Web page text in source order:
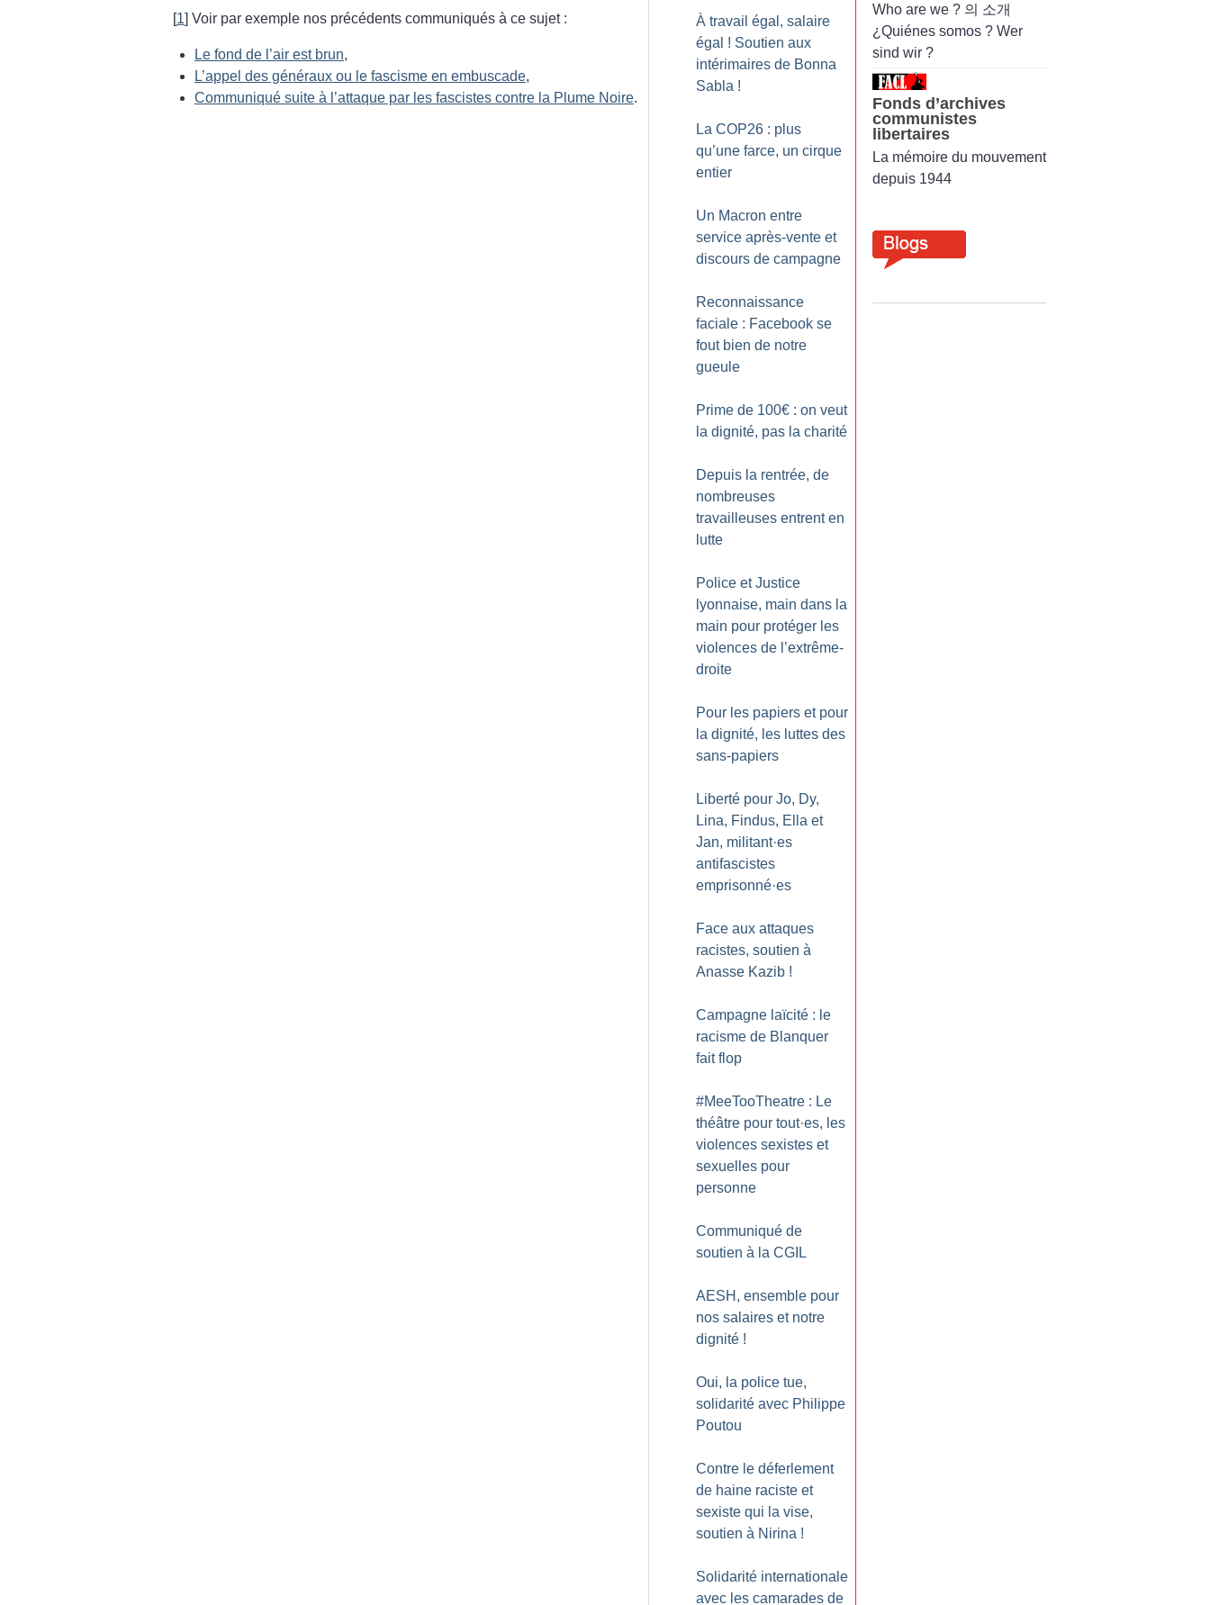
[1] Voir par exemple nos précédents communiqués à ce sujet :
Le fond de l’air est brun,
L’appel des généraux ou le fascisme en embuscade,
Communiqué suite à l’attaque par les fascistes contre la Plume Noire.
À travail égal, salaire
égal ! Soutien aux
intérimaires de Bonna
Sabla !
La COP26 : plus
qu’une farce, un cirque
entier
Un Macron entre
service après-vente et
discours de campagne
Reconnaissance
faciale : Facebook se
fout bien de notre
gueule
Prime de 100€ : on veut
la dignité, pas la charité
Depuis la rentrée, de
nombreuses
travailleuses entrent en
lutte
Police et Justice
lyonnaise, main dans la
main pour protéger les
violences de l’extrême-
droite
Pour les papiers et pour
la dignité, les luttes des
sans-papiers
Liberté pour Jo, Dy,
Lina, Findus, Ella et
Jan, militant·es
antifascistes
emprisonné·es
Face aux attaques
racistes, soutien à
Anasse Kazib !
Campagne laïcité : le
racisme de Blanquer
fait flop
#MeeTooTheatre : Le
théâtre pour tout·es, les
violences sexistes et
sexuelles pour
personne
Communiqué de
soutien à la CGIL
AESH, ensemble pour
nos salaires et notre
dignité !
Oui, la police tue,
solidarité avec Philippe
Poutou
Contre le déferlement
de haine raciste et
sexiste qui la vise,
soutien à Nirina !
Solidarité internationale
avec les camarades de
Who are we ? 의 소개
¿Quiénes somos ? Wer
sind wir ?
Fonds d’archives
communistes
libertaires
La mémoire du mouvement
depuis 1944